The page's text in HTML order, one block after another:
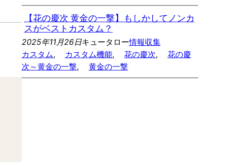
【花の慶次 黄金の一撃】もしかしてノンカ
スがベストカスタム？
2025年11月26日キュータロー情報収集
カスタム, カスタム機能, 花の慶次,
花の慶
次～黄金の一撃, 黄金の一撃